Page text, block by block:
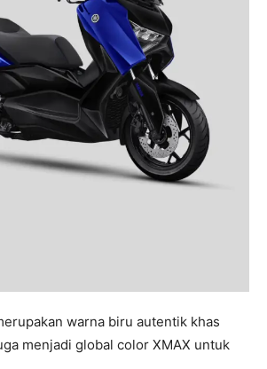
warna biru autentik khas
menjadi global color XMAX untuk